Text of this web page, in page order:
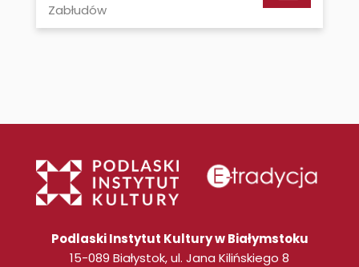
Zabłudów
Podlaski Instytut Kultury w Białymstoku
15-089 Białystok, ul. Jana Kilińskiego 8